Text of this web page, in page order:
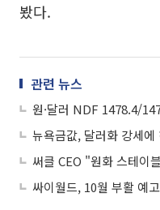
봤다.
관련 뉴스
뉴욕금값, 달러화 강세